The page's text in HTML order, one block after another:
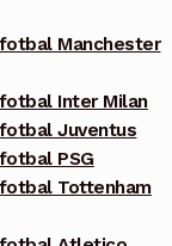
Manchester
Inter Milan
Juventus
PSG
Tottenham